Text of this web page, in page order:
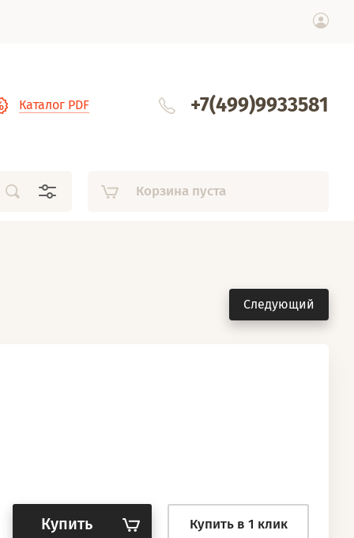
Каталог PDF +7(499)9933581
Корзина пуста
Следующий
Купить Купить в 1 клик